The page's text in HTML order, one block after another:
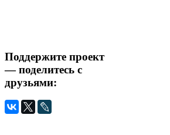
Поддержите проект
— поделитесь с
друзьями: